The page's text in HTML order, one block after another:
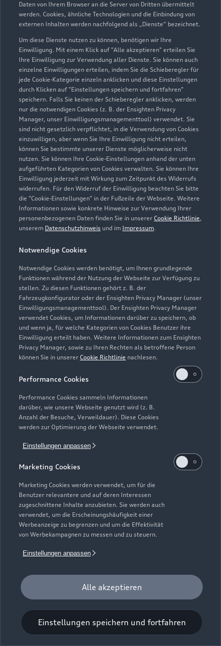
Daten von Ihrem Browser an die Server von Dritten übermittelt
werden. Cookies, ähnliche Technologien und die Einbindung von
externen Inhalten werden nachfolgend als „Dienste“ bezeichnet.
Um diese Dienste nutzen zu können, benötigen wir Ihre
Einwilligung. Mit einem Klick auf "Alle akzeptieren" erteilen Sie
Ihre Einwilligung zur Verwendung aller Dienste. Sie können auch
einzelne Einwilligungen erteilen, indem Sie die Schieberegler für
jede Cookie-Kategorie einzeln anklicken und diese Einstellungen
durch Klicken auf "Einstellungen speichern und fortfahren"
speichern. Falls Sie keinen der Schieberegler anklicken, werden
nur die notwendigen Cookies (z. B. der Ensighten Privacy
Manager, unser Einwilligungsmanagementtool) verwendet. Sie
sind nicht gesetzlich verpflichtet, in die Verwendung von Cookies
einzuwilligen, aber wenn Sie Ihre Einwilligung nicht erteilen,
können Sie bestimmte unserer Dienste möglicherweise nicht
nutzen. Sie können Ihre Cookie-Einstellungen anhand der unten
aufgeführten Kategorien von Cookies verwalten. Sie können Ihre
Einwilligung jederzeit mit Wirkung zum Zeitpunkt des Widerrufs
widerrufen. Für den Widerruf der Einwilligung beachten Sie bitte
die "Cookie-Einstellungen" in der Fußzeile der Webseite. Weitere
Informationen sowie konkrete Hinweise zur Verwendung Ihrer
personenbezogenen Daten finden Sie in unserer Cookie Richtlinie,
unserem Datenschutzhinweis und im Impressum.
Notwendige Cookies
Notwendige Cookies werden benötigt, um Ihnen grundlegende
Funktionen während der Nutzung der Webseite zur Verfügung zu
stellen. Zu diesen Funktionen gehört z. B. der
Fahrzeugkonfigurator oder der Ensighten Privacy Manager (unser
Einwilligungsmanagementtool). Der Ensighten Privacy Manager
verwendet Cookies, um Informationen darüber zu speichern, ob
und wenn ja, für welche Kategorien von Cookies Benutzer ihre
Einwilligung erteilt haben. Weitere Informationen zum Ensighten
Privacy Manager, sowie zu Ihren Rechten als betroffene Person
können Sie in unserer Cookie Richtlinie nachlesen.
Performance Cookies
Performance Cookies sammeln Informationen
darüber, wie unsere Webseite genutzt wird (z. B.
Anzahl der Besuche, Verweildauer). Diese Cookies
werden zur Optimierung der Webseite verwendet.
Einstellungen anpassen
Marketing Cookies
Marketing Cookies werden verwendet, um für die
Benutzer relevantere und auf deren Interessen
zugeschnittene Inhalte anzubieten. Sie werden auch
verwendet, um die Erscheinungshäufigkeit einer
Werbeanzeige zu begrenzen und um die Effektivität
von Werbekampagnen zu messen und zu steuern.
Einstellungen anpassen
Alle akzeptieren
Einstellungen speichern und fortfahren
Audi Pflegemitteltasche
Sommer
Damit Ihr Audi auch im Sommer glänzt: die
passende Pflege in einer Tasche.
Zur Audi Shopping World
Lederpflege-Set
Praktisches Set zur intensiven Reinigung und
Pflege von Leder und Kunstleder.
Zur Audi Shopping World
Universal-Reinigungstuch
Für einen glänzenden Eindruck.
Zur Audi Shopping World